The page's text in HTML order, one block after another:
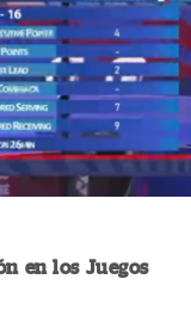
en los Juegos